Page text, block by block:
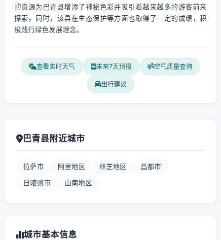
的资源为巴青县增添了神秘色彩并吸引着越来越多的游客前来
探索。同时，该县在生态保护等方面也取得了一定的成绩，积
极践行绿色发展理念。
查看实时天气 未来7天预报 空气质量查询
出行建议
巴青县附近城市
拉萨市 阿里地区 林芝地区 昌都市
日喀则市 山南地区
城市基本信息